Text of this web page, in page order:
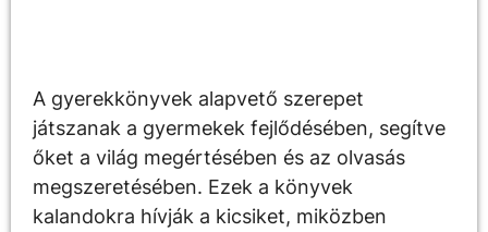
A gyerekkönyvek alapvető szerepet
játszanak a gyermekek fejlődésében, segítve
őket a világ megértésében és az olvasás
megszeretésében. Ezek a könyvek
kalandokra hívják a kicsiket, miközben